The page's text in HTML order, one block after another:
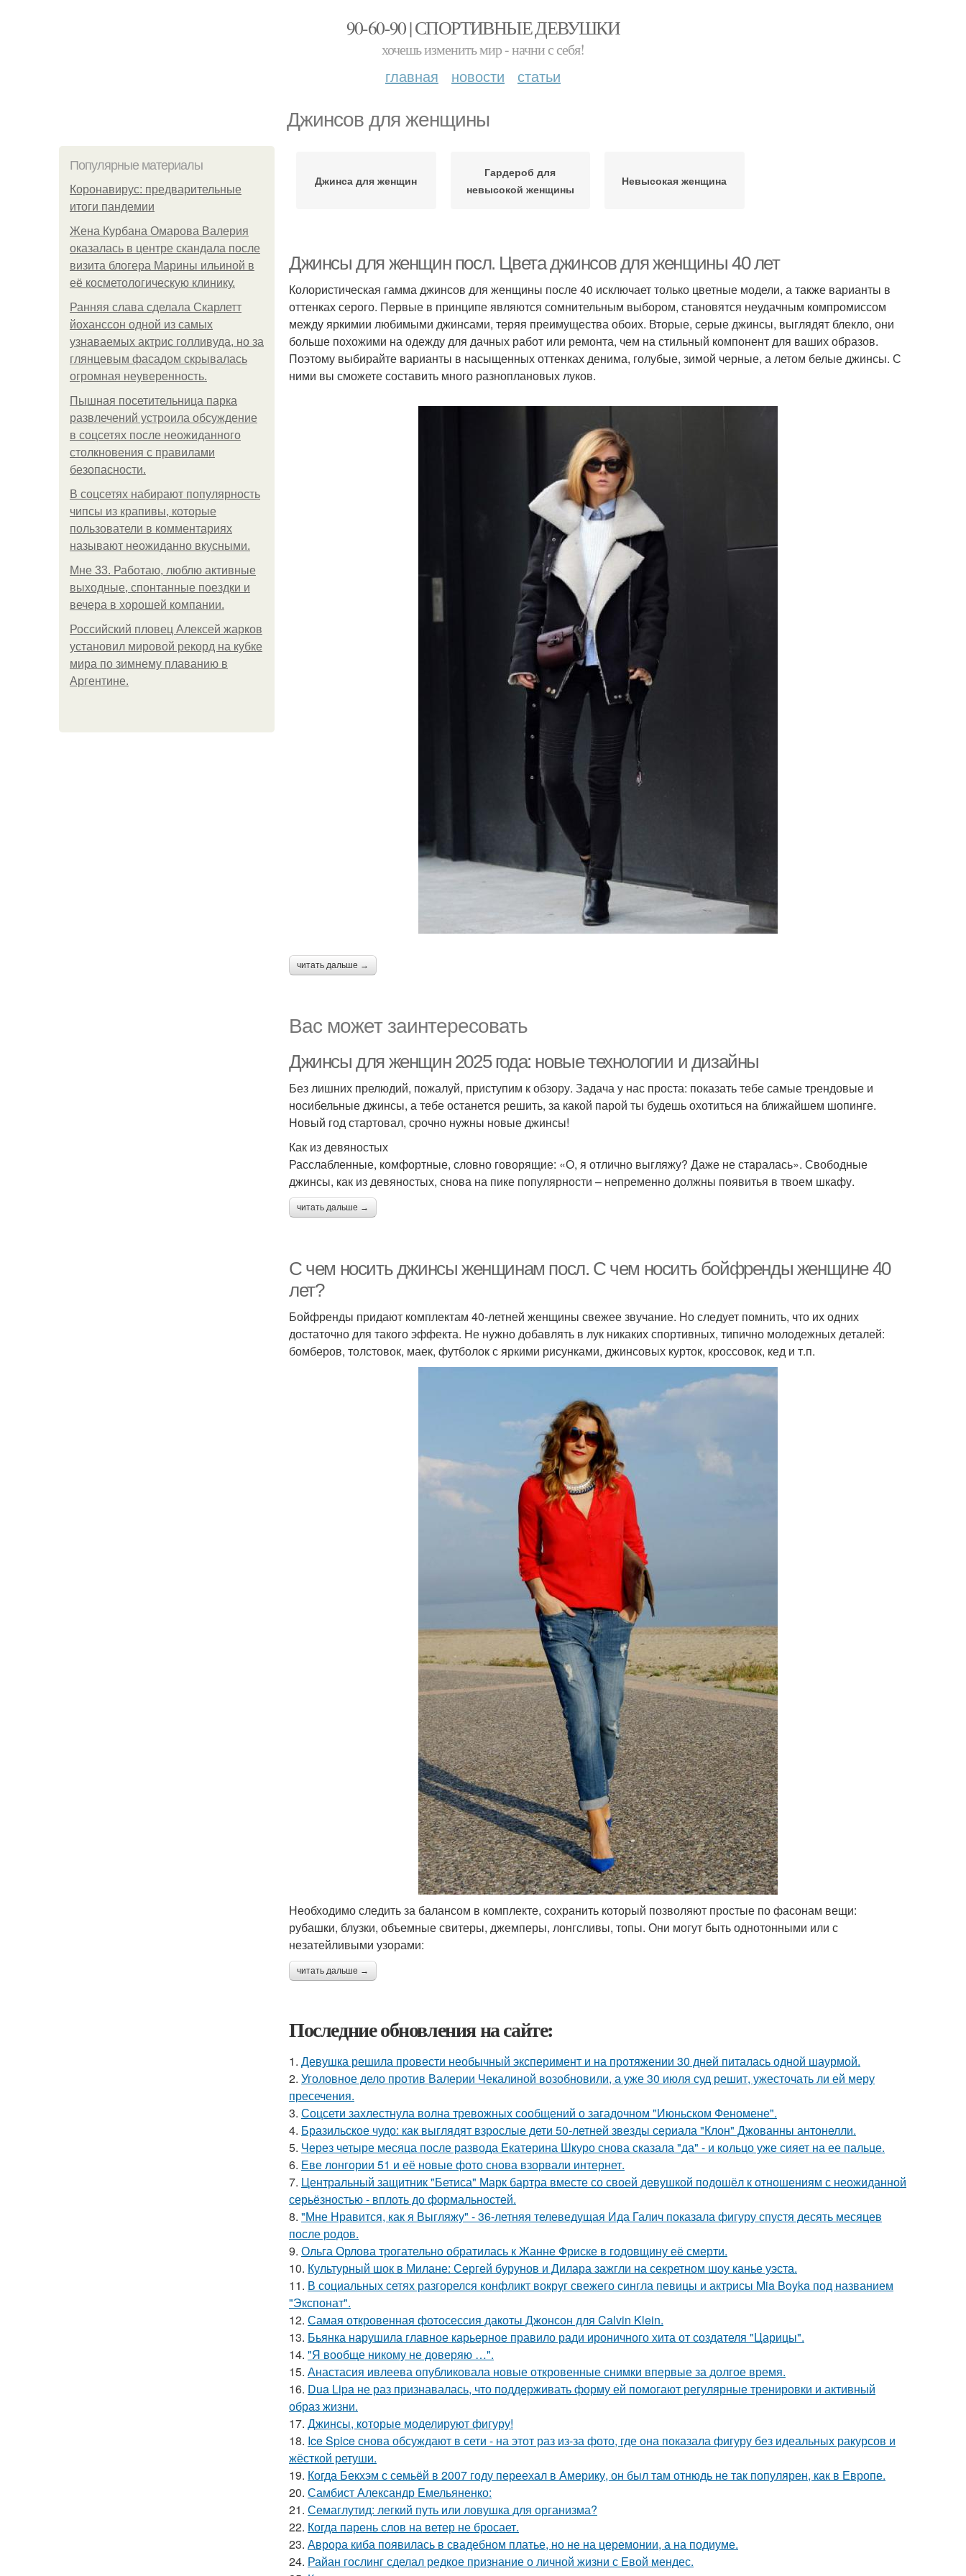
90-60-90 | СПОРТИВНЫЕ ДЕВУШКИ
хочешь изменить мир - начни с себя!
главная новости статьи
Джинсов для женщины
Популярные материалы
Коронавирус: предварительные
итоги пандемии
Жена Курбана Омарова Валерия
оказалась в центре скандала после
визита блогера Марины ильиной в
её косметологическую клинику.
Ранняя слава сделала Скарлетт
йоханссон одной из самых
узнаваемых актрис голливуда, но за
глянцевым фасадом скрывалась
огромная неуверенность.
Пышная посетительница парка
развлечений устроила обсуждение
в соцсетях после неожиданного
столкновения с правилами
безопасности.
В соцсетях набирают популярность
чипсы из крапивы, которые
пользователи в комментариях
называют неожиданно вкусными.
Мне 33. Работаю, люблю активные
выходные, спонтанные поездки и
вечера в хорошей компании.
Российский пловец Алексей жарков
установил мировой рекорд на кубке
мира по зимнему плаванию в
Аргентине.
Джинса для женщин
Гардероб для
невысокой женщины
Невысокая женщина
Джинсы для женщин посл. Цвета джинсов для женщины 40 лет
Колористическая гамма джинсов для женщины после 40 исключает только цветные модели, а также варианты в
оттенках серого. Первые в принципе являются сомнительным выбором, становятся неудачным компромиссом
между яркимии любимыми джинсами, теряя преимущества обоих. Вторые, серые джинсы, выглядят блекло, они
больше похожими на одежду для дачных работ или ремонта, чем на стильный компонент для ваших образов.
Поэтому выбирайте варианты в насыщенных оттенках денима, голубые, зимой черные, а летом белые джинсы. С
ними вы сможете составить много разноплановых луков.
читать дальше →
Вас может заинтересовать
Джинсы для женщин 2025 года: новые технологии и дизайны
Без лишних прелюдий, пожалуй, приступим к обзору. Задача у нас проста: показать тебе самые трендовые и
носибельные джинсы, а тебе останется решить, за какой парой ты будешь охотиться на ближайшем шопинге.
Новый год стартовал, срочно нужны новые джинсы!
Как из девяностых
Расслабленные, комфортные, словно говорящие: «О, я отлично выгляжу? Даже не старалась». Свободные
джинсы, как из девяностых, снова на пике популярности – непременно должны появитья в твоем шкафу.
читать дальше →
С чем носить джинсы женщинам посл. С чем носить бойфренды женщине 40
лет?
Бойфренды придают комплектам 40-летней женщины свежее звучание. Но следует помнить, что их одних
достаточно для такого эффекта. Не нужно добавлять в лук никаких спортивных, типично молодежных деталей:
бомберов, толстовок, маек, футболок с яркими рисунками, джинсовых курток, кроссовок, кед и т.п.
Необходимо следить за балансом в комплекте, сохранить который позволяют простые по фасонам вещи:
рубашки, блузки, объемные свитеры, джемперы, лонгсливы, топы. Они могут быть однотонными или с
незатейливыми узорами:
читать дальше →
Последние обновления на сайте:
1. Девушка решила провести необычный эксперимент и на протяжении 30 дней питалась одной шаурмой.
2. Уголовное дело против Валерии Чекалиной возобновили, а уже 30 июля суд решит, ужесточать ли ей меру
пресечения.
3. Соцсети захлестнула волна тревожных сообщений о загадочном "Июньском Феномене".
4. Бразильское чудо: как выглядят взрослые дети 50-летней звезды сериала "Клон" Джованны антонелли.
5. Через четыре месяца после развода Екатерина Шкуро снова сказала "да" - и кольцо уже сияет на ее пальце.
6. Еве лонгории 51 и её новые фото снова взорвали интернет.
7. Центральный защитник "Бетиса" Марк бартра вместе со своей девушкой подошёл к отношениям с неожиданной
серьёзностью - вплоть до формальностей.
8. "Мне Нравится, как я Выгляжу" - 36-летняя телеведущая Ида Галич показала фигуру спустя десять месяцев
после родов.
9. Ольга Орлова трогательно обратилась к Жанне Фриске в годовщину её смерти.
10. Культурный шок в Милане: Сергей бурунов и Дилара зажгли на секретном шоу канье уэста.
11. В социальных сетях разгорелся конфликт вокруг свежего сингла певицы и актрисы Mia Boyka под названием
"Экспонат".
12. Самая откровенная фотосессия дакоты Джонсон для Calvin Klein.
13. Бьянка нарушила главное карьерное правило ради ироничного хита от создателя "Царицы".
14. "Я вообще никому не доверяю …".
15. Анастасия ивлеева опубликовала новые откровенные снимки впервые за долгое время.
16. Dua Lipa не раз признавалась, что поддерживать форму ей помогают регулярные тренировки и активный
образ жизни.
17. Джинсы, которые моделируют фигуру!
18. Ice Spice снова обсуждают в сети - на этот раз из-за фото, где она показала фигуру без идеальных ракурсов и
жёсткой ретуши.
19. Когда Бекхэм с семьёй в 2007 году переехал в Америку, он был там отнюдь не так популярен, как в Европе.
20. Самбист Александр Емельяненко:
21. Семаглутид: легкий путь или ловушка для организма?
22. Когда парень слов на ветер не бросает.
23. Аврора киба появилась в свадебном платье, но не на церемонии, а на подиуме.
24. Райан гослинг сделал редкое признание о личной жизни с Евой мендес.